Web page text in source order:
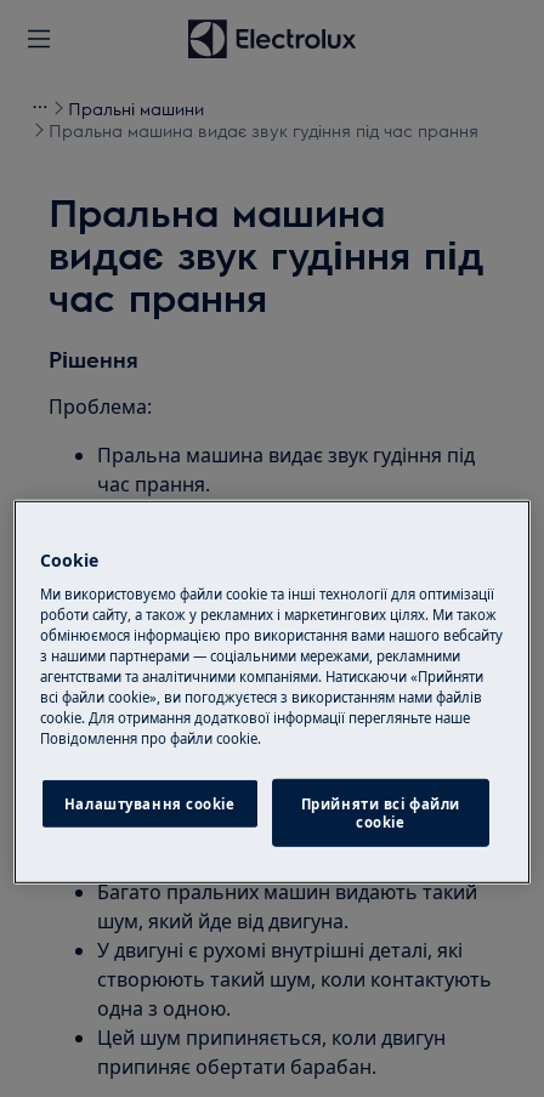
Пральні машини
Пральна машина видає звук гудіння під час прання
Пральна машина
видає звук гудіння під
час прання
Рішення
Проблема:
Пральна машина видає звук гудіння під
час прання.
завантаженням (вбудованої або окремо
стоячої)
Пральної машини з вертикальним
завантаженням
Рішення:
1. Це є нормальним явищем, коли
пральна машина видає звук гудіння під
Багато пральних машин видають такий
шум, який йде від двигуна.
У двигуні є рухомі внутрішні деталі, які
створюють такий шум, коли контактують
одна з одною.
Цей шум припиняється, коли двигун
припиняє обертати барабан.
Cookie
Ми використовуємо файли cookie та інші технології для оптимізації
роботи сайту, а також у рекламних і маркетингових цілях. Ми також
обмінюємося інформацією про використання вами нашого вебсайту
з нашими партнерами — соціальними мережами, рекламними
агентствами та аналітичними компаніями. Натискаючи «Прийняти
всі файли cookie», ви погоджуєтеся з використанням нами файлів
cookie. Для отримання додаткової інформації перегляньте наше
Пoвідомлення прo файли cookie.
Налаштування cookie
Прийняти всі файли
сookie